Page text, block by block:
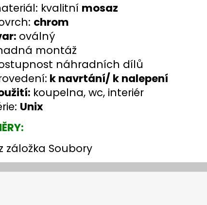
kvalitní mosaz
chrom
oválný
montáž
náhradních dílů
k navrtání/ k nalepení
koupelna, wc, interiér
Unix
záložka Soubory